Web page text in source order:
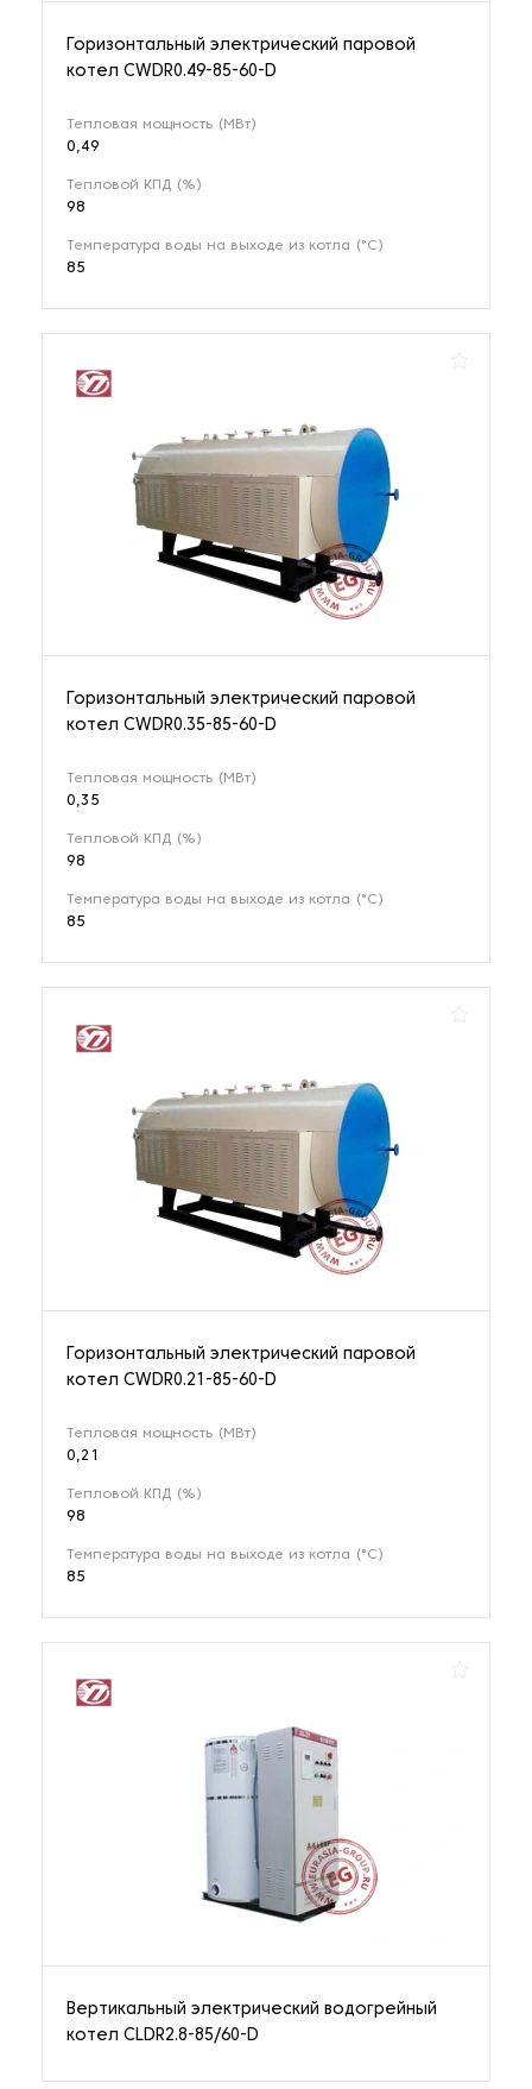
Горизонтальный электрический паровой
котел CWDR0.49-85-60-D
Тепловая мощность (МВт)
0,49
Тепловой КПД (%)
98
Температура воды на выходе из котла (°С)
85
Горизонтальный электрический паровой
котел CWDR0.35-85-60-D
Тепловая мощность (МВт)
0,35
Тепловой КПД (%)
98
Температура воды на выходе из котла (°С)
85
Горизонтальный электрический паровой
котел CWDR0.21-85-60-D
Тепловая мощность (МВт)
0,21
Тепловой КПД (%)
98
Температура воды на выходе из котла (°С)
85
Вертикальный электрический водогрейный
котел CLDR2.8-85/60-D